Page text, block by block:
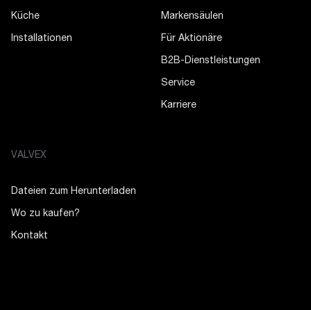
Küche
Installationen
Markensäulen
Für Aktionäre
B2B-Dienstleistungen
Service
Karriere
VALVEX
Dateien zum Herunterladen
Wo zu kaufen?
Kontakt